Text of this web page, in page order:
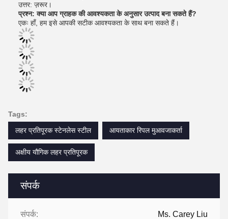
संपर्क
संपर्क: Ms. Carey Liu
उत्तर: ज़रूर।
प्रश्न: क्या आप ग्राहक की आवश्यकता के अनुसार उत्पाद बना सकते हैं?
एकः हाँ, हम इसे आपकी सटीक आवश्यकता के साथ बना सकते हैं।
Tags:
लहर प्रतिपूरक स्टेनलेस स्टील
आयताकार रिपल मुआवजाकर्ता
अक्षीय यौगिक लहर प्रतिपूरक